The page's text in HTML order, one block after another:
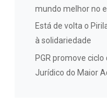
mundo melhor no
Está de volta o
à solidariedade
PGR promove
Jurídico do Maior